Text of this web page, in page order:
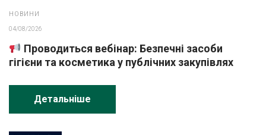
НОВИНИ
04/08/2026
Проводиться вебінар: Безпечні засоби
гігієни та косметика у публічних закупівлях
Детальніше